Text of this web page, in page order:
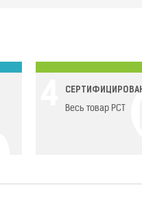
Весь товар РСТ